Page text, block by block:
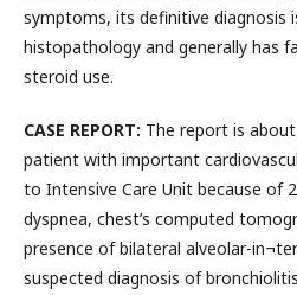
symptoms, its definitive diagnosis
histopathology and generally has
steroid use.
CASE REPORT: The report is
patient with important
to Intensive Care Unit because of
dyspnea, chest’s computed
presence of bilateral alveolar-
suspected diagnosis of